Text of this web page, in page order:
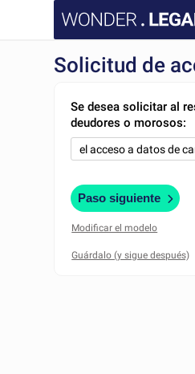
Solicitud de
Se desea solicitar al
deudores o morosos:
Paso siguiente
Modificar el modelo